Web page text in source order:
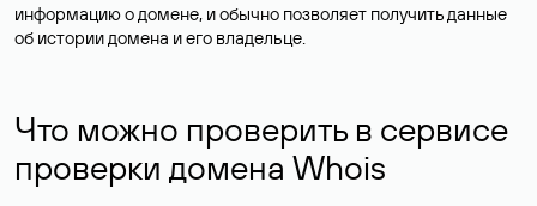
информацию о домене, и обычно позволяет получить данные
об истории домена и его владельце.
Что можно проверить в сервисе
проверки домена Whois